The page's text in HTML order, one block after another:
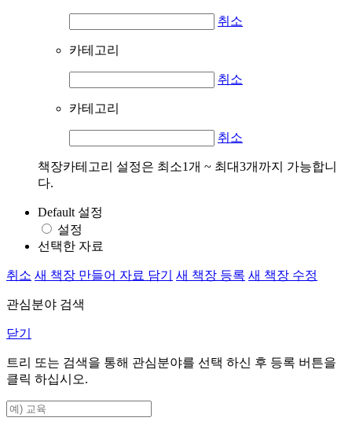
취소
카테고리
취소
카테고리
취소
책장카테고리 설정은 최소1개 ~ 최대3개까지 가능합니
다.
Default 설정
설정
선택한 자료
취소 새 책장 만들어 자료 담기 새 책장 등록 새 책장 수정
관심분야 검색
닫기
트리 또는 검색을 통해 관심분야를 선택 하신 후 등록 버튼을
클릭 하십시오.